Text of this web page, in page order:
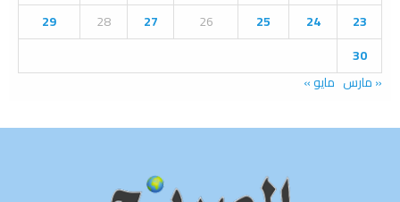
23
24
25
26
27
28
29
30
« مارس مايو »